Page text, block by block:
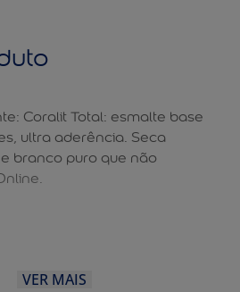
Coralit Total: esmalte base
ultra aderência. Seca
branco puro que não
VER MAIS